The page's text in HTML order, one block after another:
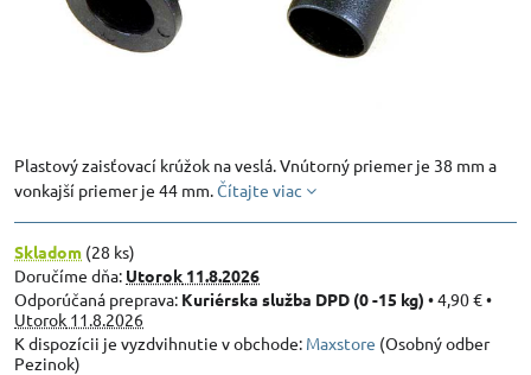
Plastový zaisťovací krúžok na veslá. Vnútorný priemer je 38 mm a
vonkajší priemer je 44 mm.Čítajte viac
Skladom (28 ks)
Doručíme dňa: Utorok 11.8.2026
Kuriérska služba DPD (0 -15 kg) •4,90 €•
Utorok 11.8.2026
Maxstore (Osobný odber
Pezinok)